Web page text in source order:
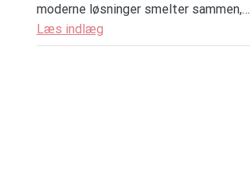
moderne løsninger smelter sammen,…
Læs indlæg